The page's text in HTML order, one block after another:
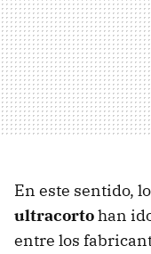
En este sentido,
ultracortohan
entre los